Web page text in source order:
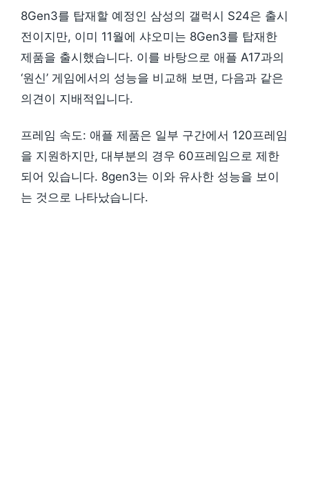
8Gen3를 탑재할 예정인 삼성의 갤럭시 S24은 출시
전이지만, 이미 11월에 샤오미는 8Gen3를 탑재한
제품을 출시했습니다. 이를 바탕으로 애플 A17과의
‘원신’ 게임에서의 성능을 비교해 보면, 다음과 같은
의견이 지배적입니다.
프레임 속도: 애플 제품은 일부 구간에서 120프레임
을 지원하지만, 대부분의 경우 60프레임으로 제한
되어 있습니다. 8gen3는 이와 유사한 성능을 보이
는 것으로 나타났습니다.